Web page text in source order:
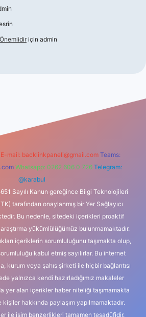
için admin
E-mail: backlinkpaneli@gmail.com Teams:
Whatsapp: 0262 606 0 726 Telegram:
@karabul
Sayılı Kanun gereğince Bilgi Teknolojileri
tarafından onaylanmış bir Yer Sağlayıcı
Bu nedenle, sitedeki içerikleri proaktif
yükümlülüğümüz bulunmamaktadır.
içeriklerin sorumluluğunu taşımakta olup,
kabul etmiş sayılırlar. Bu internet
kurum veya şahıs şirketi ile hiçbir bağlantısı
yalnızca kendi hazırladığımız makaleler
yer alan içerikler haber niteliği taşımamakta
hakkında paylaşım yapılmamaktadır.
ile isim benzerlikleri tamamen tesadüfidir.